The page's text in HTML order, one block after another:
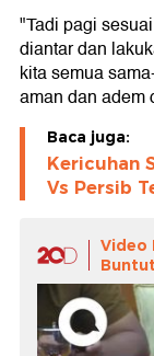
"Tadi pagi
diantar dan
kita semua
aman dan adem
Baca juga:
Kericuhan
Vs Persib
Video